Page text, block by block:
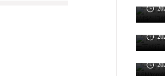
旧屋
开即
一卷
不达
一闻